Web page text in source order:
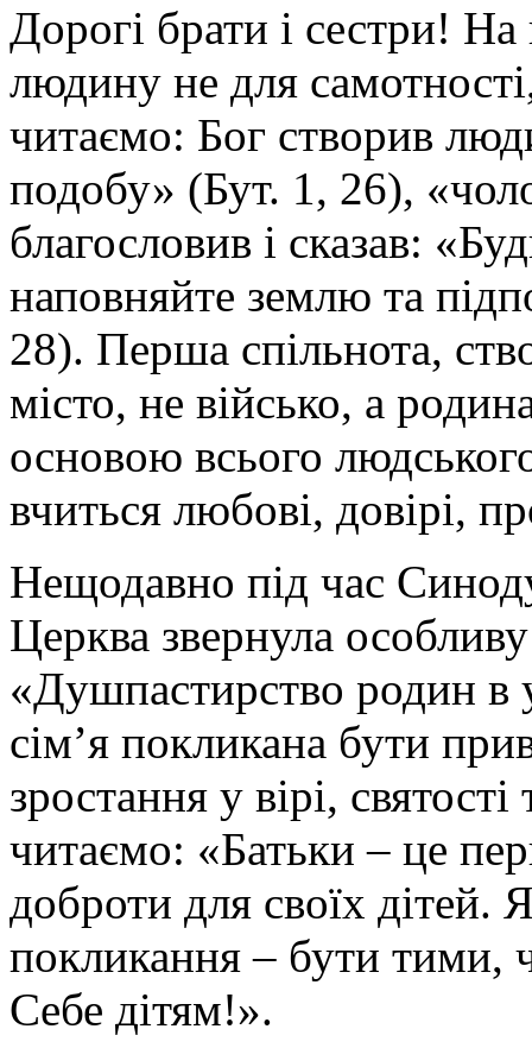
Дорогі брати і сестри!
людину не для
читаємо: Бог створив
подобу» (Бут. 1, 26),
благословив і сказав:
наповняйте землю та
28). Перша спільнота,
місто, не військо, а
основою всього
вчиться любові, довірі,
Нещодавно під час
Церква звернула
«Душпастирство родин в
сім’я покликана бути
зростання у вірі,
читаємо: «Батьки – це
доброти для своїх дітей.
покликання – бути тими,
Себе дітям!».